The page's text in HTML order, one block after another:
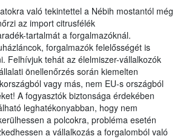
való tekintettel a Nébih mostantól még
az import citrusfélék
tartalmát a forgalmazóknál.
forgalmazók felelősségét is
Felhívjuk tehát az élelmiszer-vállalkozók
önellenőrzés során kiemelten
vagy más, nem EU-s országból
A fogyasztók biztonsága érdekében
leghatékonyabban, hogy nem
a polcokra, probléma esetén
a vállalkozás a forgalomból való